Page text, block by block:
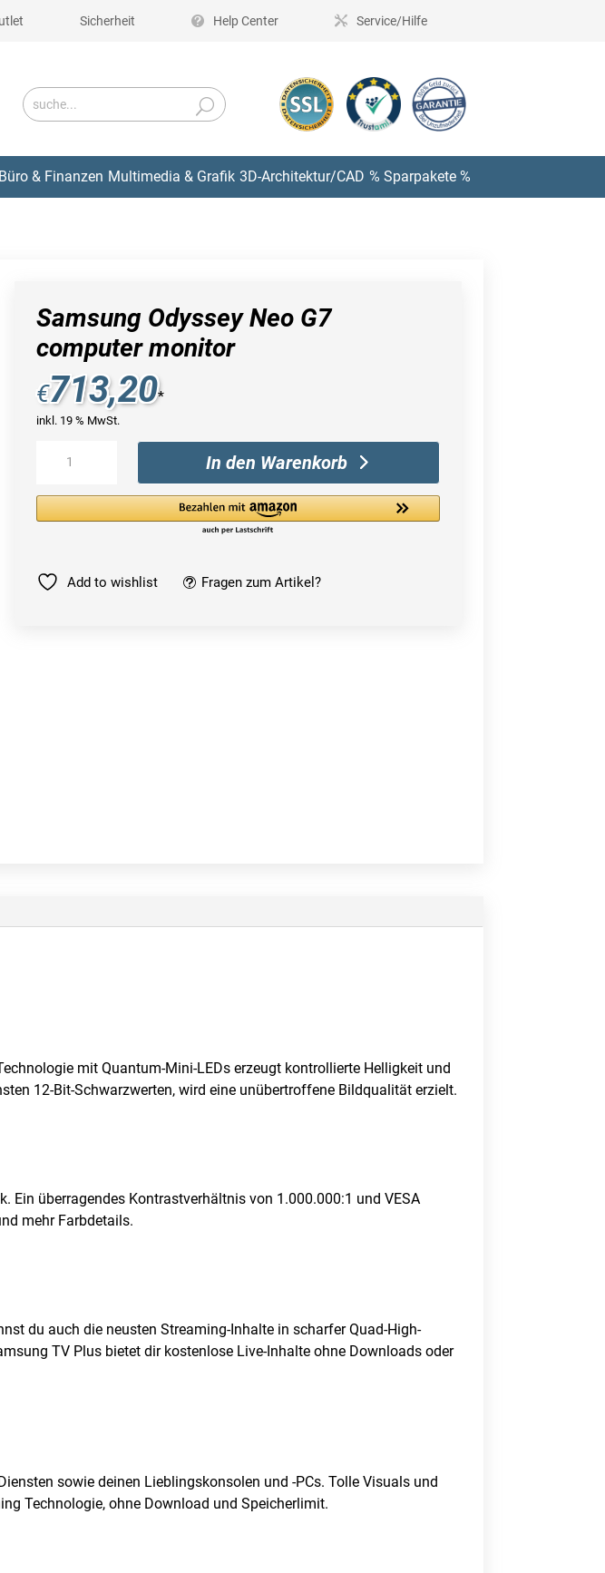
Sicherheit Help Center Service/Hilfe
Büro & Finanzen Multimedia & Grafik 3D-Architektur/CAD % Sparpakete %
Samsung Odyssey Neo G7
computer monitor
€713,20*
inkl. 19 % MwSt.
Odyssey
Neo
G7
Menge
In den Warenkorb
Add to wishlist Fragen zum Artikel?
mit Quantum-Mini-LEDs erzeugt kontrollierte Helligkeit und
12-Bit-Schwarzwerten, wird eine unübertroffene Bildqualität erzielt.
Ein überragendes Kontrastverhältnis von 1.000.000:1 und VESA
mehr Farbdetails.
du auch die neusten Streaming-Inhalte in scharfer Quad-High-
TV Plus bietet dir kostenlose Live-Inhalte ohne Downloads oder
sowie deinen Lieblingskonsolen und -PCs. Tolle Visuals und
Technologie, ohne Download und Speicherlimit.